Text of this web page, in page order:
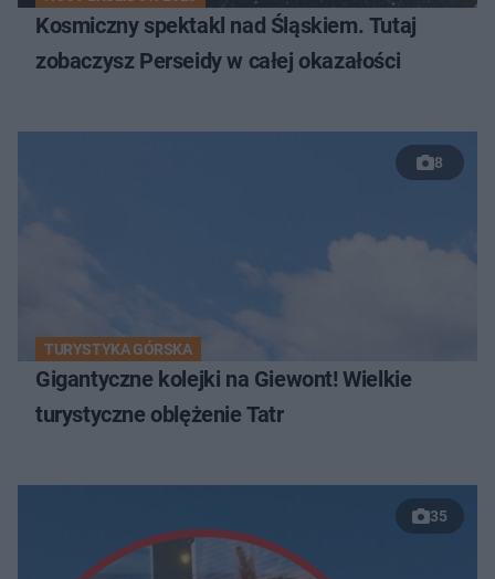
Kosmiczny spektakl nad Śląskiem. Tutaj
zobaczysz Perseidy w całej okazałości
8
TURYSTYKA GÓRSKA
Gigantyczne kolejki na Giewont! Wielkie
turystyczne oblężenie Tatr
35